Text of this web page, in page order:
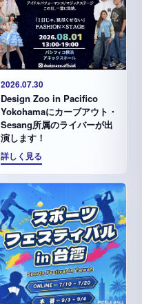
2026.07.30
Design Zoo in Pacifico
Yokohamaにカーブアウト・
Sesang所属のライバーが出
演します！
詳しく見る